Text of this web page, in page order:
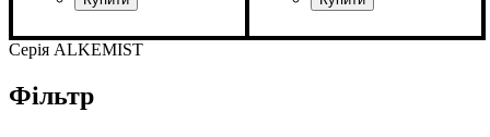
Серія ALKEMIST
Фільтр